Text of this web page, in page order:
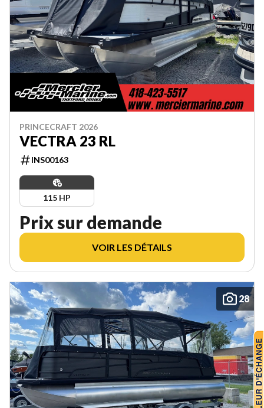
PRINCECRAFT 2026
VECTRA 23 RL
INS00163
115 HP
Prix sur demande
VOIR LES DÉTAILS
28